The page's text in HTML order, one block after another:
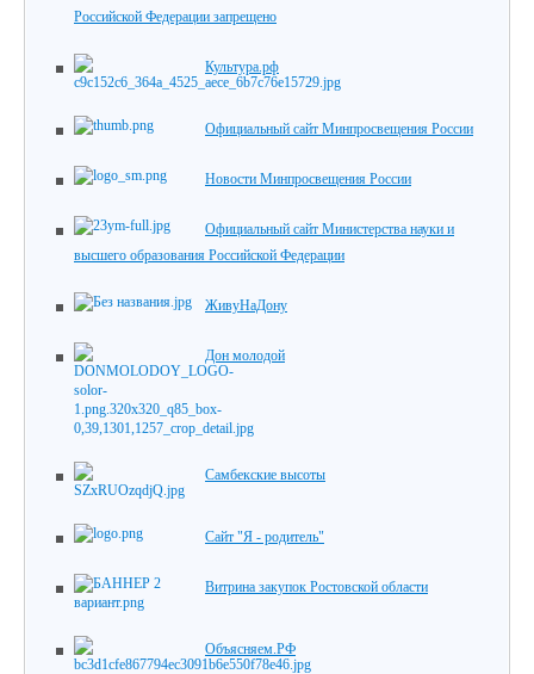
Российской Федерации запрещено
Культура.рф
Официальный сайт Минпросвещения России
Новости Минпросвещения России
Официальный сайт Министерства науки и
высшего образования Российской Федерации
ЖивуНаДону
Дон молодой
Самбекские высоты
Сайт "Я - родитель"
Витрина закупок Ростовской области
Объясняем.РФ